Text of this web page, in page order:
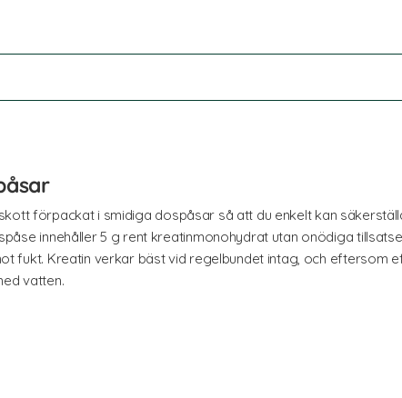
förpackat i smidiga dospåsar så att du enkelt kan
innehåller 5 g rent kreatinmonohydrat utan onödiga
fukt. Kreatin verkar bäst vid regelbundet intag, och eftersom
vatten.